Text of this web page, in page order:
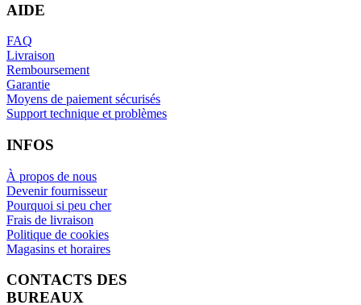
AIDE
FAQ
Livraison
Remboursement
Garantie
Moyens de paiement sécurisés
Support technique et problèmes
INFOS
À propos de nous
Devenir fournisseur
Pourquoi si peu cher
Frais de livraison
Politique de cookies
Magasins et horaires
CONTACTS DES
BUREAUX